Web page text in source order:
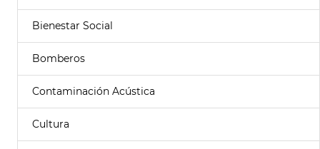
Bienestar Social
Bomberos
Contaminación Acústica
Cultura